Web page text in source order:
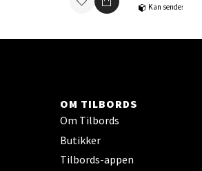
Kan sendes til
OM TILBORDS
Om Tilbords
Butikker
Tilbords-appen